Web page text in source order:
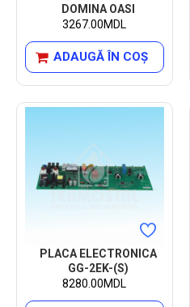
DOMINA OASI
3267.00MDL
ADAUGĂ ÎN COŞ
PLACA ELECTRONICA
GG-2EK-(S)
8280.00MDL